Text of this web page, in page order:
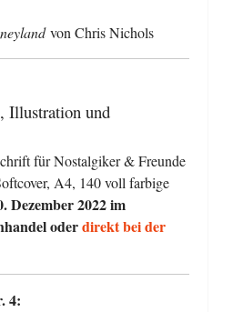
von Chris Nichols
Illustration und
für Nostalgiker & Freunde
A4, 140 voll farbige
Dezember 2022 im
oderdirekt bei der
4: